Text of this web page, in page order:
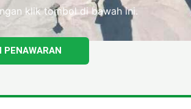
klik tombol di bawah ini.
PENAWARAN